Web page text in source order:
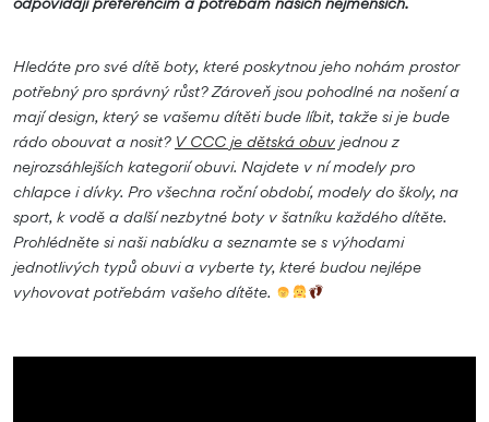
Hledáte pro své dítě boty, které poskytnou jeho nohám prostor
potřebný pro správný růst? Zároveň jsou pohodlné na nošení a
mají design, který se vašemu dítěti bude líbit, takže si je bude
rádo obouvat a nosit? V CCC je dětská obuv jednou z
nejrozsáhlejších kategorií obuvi. Najdete v ní modely pro
chlapce i dívky. Pro všechna roční období, modely do školy, na
sport, k vodě a další nezbytné boty v šatníku každého dítěte.
Prohlédněte si naši nabídku a seznamte se s výhodami
jednotlivých typů obuvi a vyberte ty, které budou nejlépe
vyhovovat potřebám vašeho dítěte.